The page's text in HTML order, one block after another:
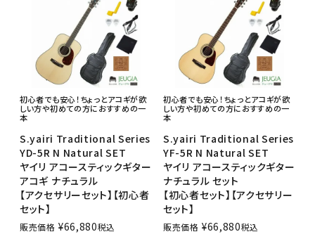
初心者でも安心！ちょっとアコギが欲
しい方や初めての方におすすめの一
本
S.yairi Traditional Series
YD-5R N Natural SET
ヤイリ アコースティックギター
アコギ ナチュラル
【アクセサリーセット】【初心者
セット】
販売価格 ¥66,880税込
初心者でも安心！ちょっとアコギが欲
しい方や初めての方におすすめの一
本
S.yairi Traditional Series
YF-5R N Natural SET
ヤイリ アコースティックギター
ナチュラル セット
【初心者セット】【アクセサリー
セット】
販売価格 ¥66,880税込